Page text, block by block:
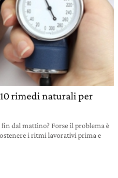
10 rimedi naturali per
dal mattino? Forse il problema è
i ritmi lavorativi prima e